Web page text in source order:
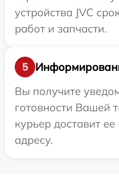
устройства JVC
работ и запчасти.
5
Вы получите
готовности Вашей
курьер доставит
адресу.